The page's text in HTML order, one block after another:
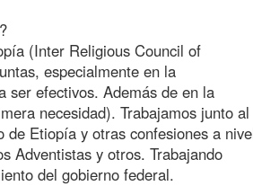
(Inter Religious Council of
especialmente en la
ser efectivos. Además de en la
necesidad). Trabajamos junto al
Etiopía y otras confesiones a
Adventistas y otros. Trabajando
del gobierno federal.